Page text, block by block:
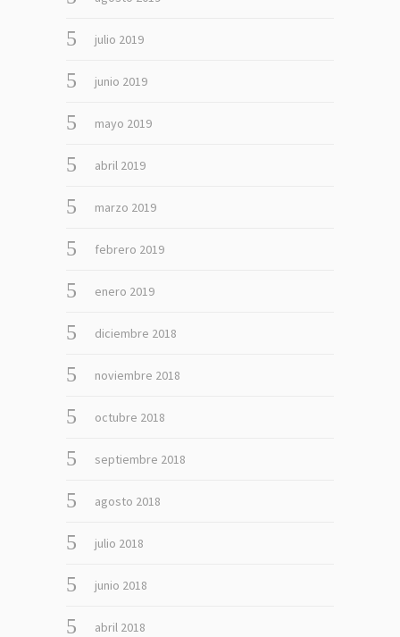
julio 2019
junio 2019
mayo 2019
abril 2019
marzo 2019
febrero 2019
enero 2019
diciembre 2018
noviembre 2018
octubre 2018
septiembre 2018
agosto 2018
julio 2018
junio 2018
abril 2018